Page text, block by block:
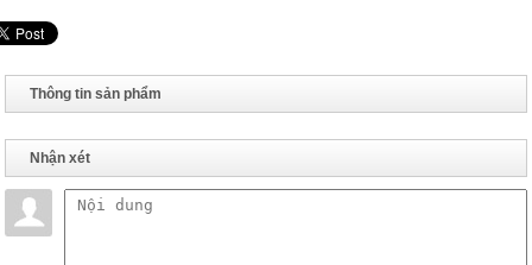
Thông tin sản phẩm
Nhận xét